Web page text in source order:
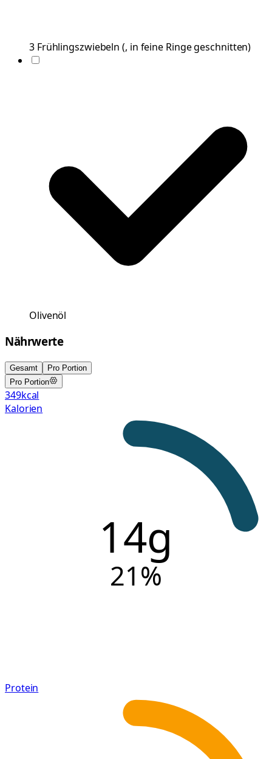
3 Frühlingszwiebeln (, in feine Ringe geschnitten)
Olivenöl
Nährwerte
Gesamt
Pro Portion
Pro Portion
349kcal
Kalorien
14g
21%
Protein